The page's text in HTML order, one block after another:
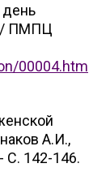
/ ПМПЦ
00004.htm
А.И.,
С. 142-146.